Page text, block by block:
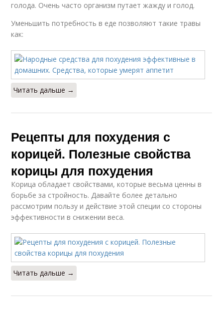
голода. Очень часто организм путает жажду и голод.
Уменьшить потребность в еде позволяют такие травы
как:
Читать дальше →
Рецепты для похудения с
корицей. Полезные свойства
корицы для похудения
Корица обладает свойствами, которые весьма ценны в
борьбе за стройность. Давайте более детально
рассмотрим пользу и действие этой специи со стороны
эффективности в снижении веса.
Читать дальше →